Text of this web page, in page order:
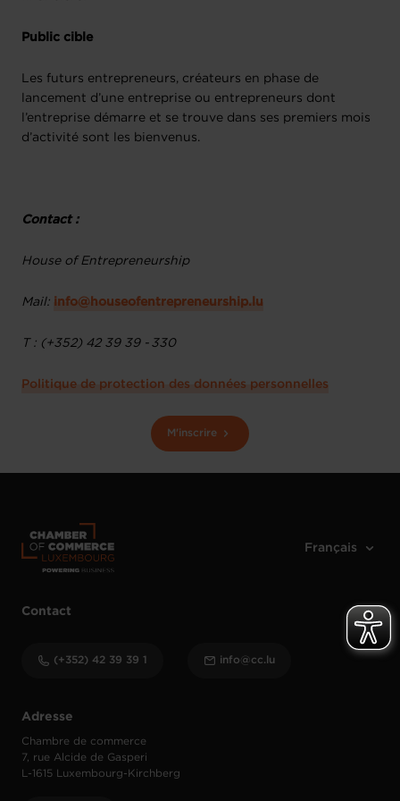
Public cible
Les futurs entrepreneurs, créateurs en phase de
lancement d’une entreprise ou entrepreneurs dont
l’entreprise démarre et se trouve dans ses premiers mois
d’activité sont les bienvenus.
Contact :
House of Entrepreneurship
Mail: info@houseofentrepreneurship.lu
T : (+352) 42 39 39 - 330
Politique de protection des données personnelles
M'inscrire
Adresse
Chambre de commerce
7, rue Alcide de Gasperi
L-1615 Luxembourg-Kirchberg
Contact
(+352) 42 39 39 1 info@cc.lu